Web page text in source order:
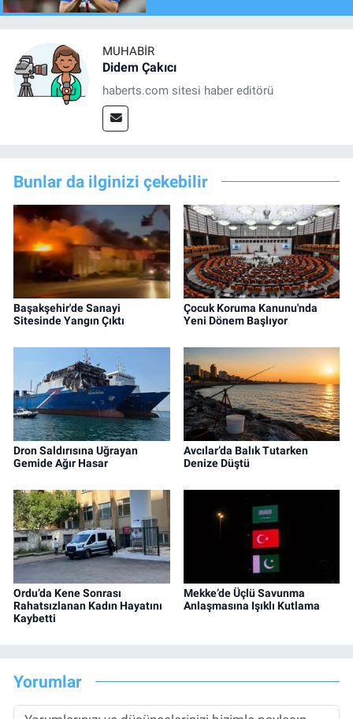
MUHABIR
Didem Çakıcı
haberts.com sitesi haber editörü
Bunlar da ilginizi çekebilir
Başakşehir'de Sanayi
Sitesinde Yangın Çıktı
Çocuk Koruma Kanunu'nda
Yeni Dönem Başlıyor
Dron Saldırısına Uğrayan
Gemide Ağır Hasar
Avcılar’da Balık Tutarken
Denize Düştü
Ordu’da Kene Sonrası
Rahatsızlanan Kadın Hayatını
Kaybetti
Mekke’de Üçlü Savunma
Anlaşmasına Işıklı Kutlama
Yorumlar